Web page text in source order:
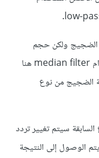
الضجيج ولكن حجم
magnitude كبير نسبياً، فمن الأفضل استخدام median filter هنا
الضجيج من نوع
سيتم تغيير تردد
الوصول إلى النتيجة